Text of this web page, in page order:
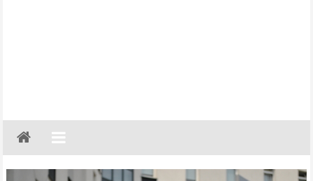
Gazeta
Regionalna
Częstochowa,